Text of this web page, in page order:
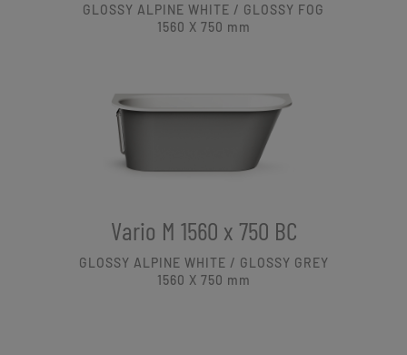
GLOSSY ALPINE WHITE / GLOSSY FOG
1560 X 750 mm
Vario M 1560 x 750 BC
GLOSSY ALPINE WHITE / GLOSSY GREY
1560 X 750 mm